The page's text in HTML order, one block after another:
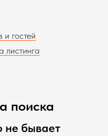
гостей
листинга
поиска
не бывает